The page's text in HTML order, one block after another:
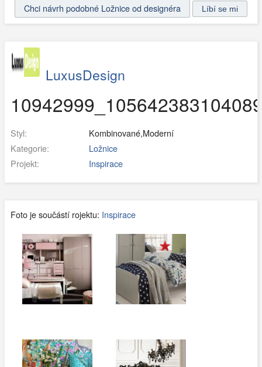
Chci návrh podobné Ložnice od designéra
LuxusDesign
Styl:
Kombinované,Moderní
Kategorie:
Ložnice
Projekt:
Inspirace
Foto je součástí rojektu: Inspirace